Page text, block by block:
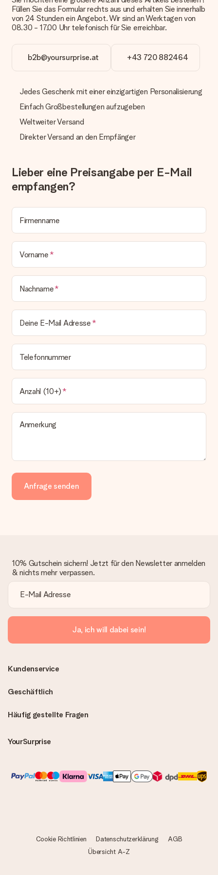
Zahlung
Wie kann ich meine Bestellung bezahlen?
mit normaler Überweisung, Sofortüberweisung, Paypal,
Kreditkarte oder auf Rechnung über Klarna. Bei einer
manuellen Überweisung verlängert sich die Lieferzeit des
Geschenks jedoch um 3 Werktage.
Geschenk empfangen
Was, wenn das Geschenk meine Erwartungen nicht
erfüllt?
Sollte das Geschenk wider Erwarten deine Erwartungen nicht
erfüllen, bitten wir dich, unseren Kundenservice zu
Wird die Rechnung mit der Bestellung mitverschickt?
Alle Lieferungen erfolgen ohne Rechnung und/oder
Lieferschein. Die Rechnung zu deiner Bestellung erhältst du
deinem MySurprise Account einsehen. Du kannst das
Geschenk also direkt beim Empfänger liefern lassen und es
Füllen Sie das Formular rechts aus und erhalten Sie innerhalb
von 24 Stunden ein Angebot. Wir sind an Werktagen von
08.30 - 17.00 Uhr telefonisch für Sie erreichbar.
b2b@yoursurprise.at +43 720 882464
Jedes Geschenk mit einer einzigartigen Personalisierung
Einfach Großbestellungen aufzugeben
Weltweiter Versand
Direkter Versand an den Empfänger
Lieber eine Preisangabe per E-Mail
empfangen?
Firmenname
Vorname
Nachname
Deine E-Mail Adresse
Telefonnummer
Anzahl (10+)
Anmerkung
Anfrage senden
10% Gutschein sichern! Jetzt für den Newsletter anmelden
& nichts mehr verpassen.
Ja, ich will dabei sein!
Häufig gestellte Fragen
YourSurprise
Kundenservice
Geschäftlich
Cookie Richtlinien Datenschutzerklärung
AGB
Übersicht A-Z